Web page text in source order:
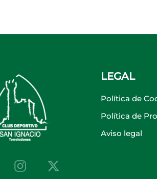
LEGAL
Política de
Política de
Aviso legal